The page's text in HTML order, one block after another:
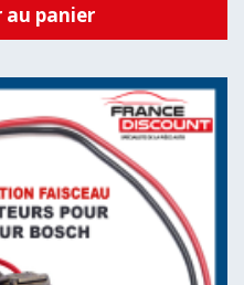
panier